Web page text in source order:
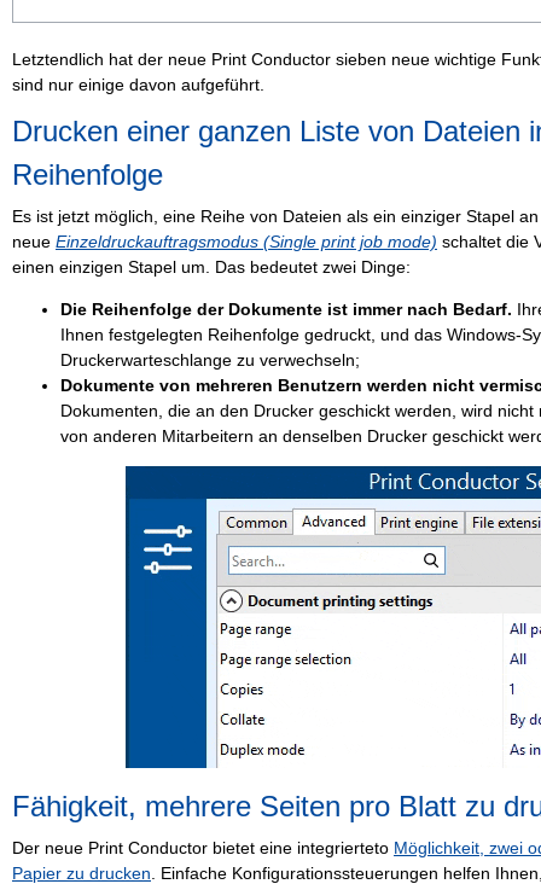
Letztendlich hat der neue Print Conductor sieben neue wichtige
sind nur einige davon aufgeführt.
Drucken einer ganzen Liste von Dateien
Reihenfolge
Es ist jetzt möglich, eine Reihe von Dateien als ein einziger Stapel
neue Einzeldruckauftragsmodus (Single print job mode) schaltet die
einen einzigen Stapel um. Das bedeutet zwei Dinge:
Die Reihenfolge der Dokumente ist immer nach Bedarf.
Ihnen festgelegten Reihenfolge gedruckt, und das Windows-
Druckerwarteschlange zu verwechseln;
Dokumente von mehreren Benutzern werden nicht
Dokumenten, die an den Drucker geschickt werden, wird
von anderen Mitarbeitern an denselben Drucker geschickt
Fähigkeit, mehrere Seiten pro Blatt zu
Der neue Print Conductor bietet eine integrierteto Möglichkeit, zwei
Papier zu drucken . Einfache Konfigurationssteuerungen helfen